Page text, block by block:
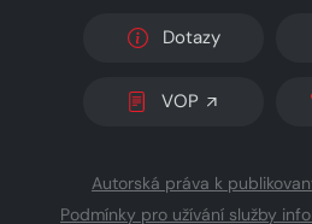
Dotazy
VOP
Autorská práva k
Podmínky pro užívání služby